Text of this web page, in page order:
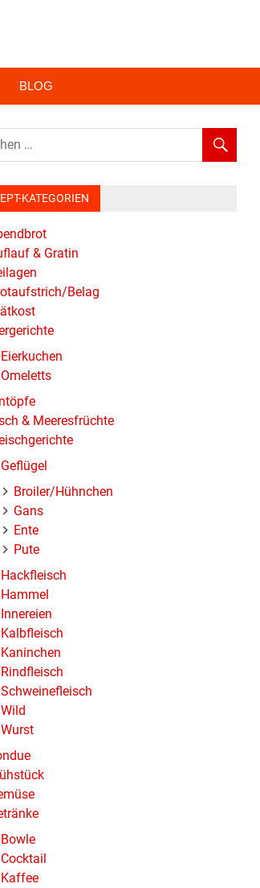
BLOG
KATEGORIEN
& Gratin
Belag
Eierkuchen
Omeletts
& Meeresfrüchte
Geflügel
Broiler/Hühnchen
Gans
Ente
Pute
Hackfleisch
Hammel
Innereien
Kalbfleisch
Kaninchen
Rindfleisch
Schweinefleisch
Wild
Wurst
Bowle
Cocktail
Kaffee